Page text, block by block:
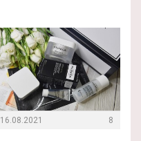
16.08.2021 8